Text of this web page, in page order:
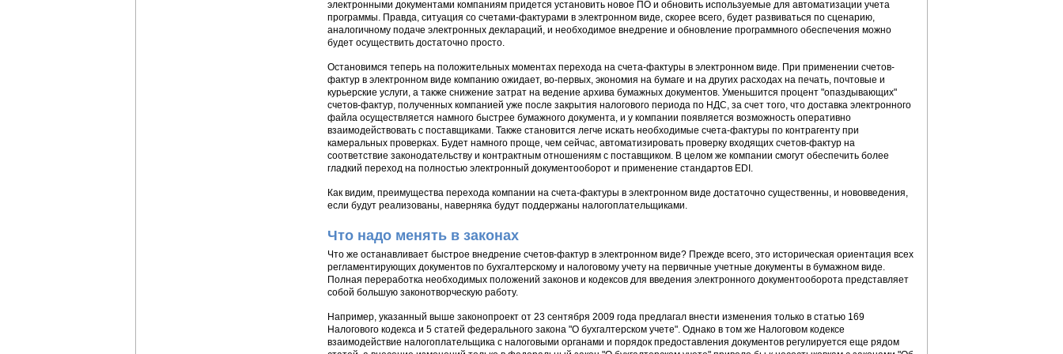
электронными документами компаниям придется установить новое ПО и обновить используемые для автоматизации учета
программы. Правда, ситуация со счетами-фактурами в электронном виде, скорее всего, будет развиваться по сценарию,
аналогичному подаче электронных деклараций, и необходимое внедрение и обновление программного обеспечения можно
будет осуществить достаточно просто.
Остановимся теперь на положительных моментах перехода на счета-фактуры в электронном виде. При применении счетов-
фактур в электронном виде компанию ожидает, во-первых, экономия на бумаге и на других расходах на печать, почтовые и
курьерские услуги, а также снижение затрат на ведение архива бумажных документов. Уменьшится процент "опаздывающих"
счетов-фактур, полученных компанией уже после закрытия налогового периода по НДС, за счет того, что доставка электронного
файла осуществляется намного быстрее бумажного документа, и у компании появляется возможность оперативно
взаимодействовать с поставщиками. Также становится легче искать необходимые счета-фактуры по контрагенту при
камеральных проверках. Будет намного проще, чем сейчас, автоматизировать проверку входящих счетов-фактур на
соответствие законодательству и контрактным отношениям с поставщиком. В целом же компании смогут обеспечить более
гладкий переход на полностью электронный документооборот и применение стандартов EDI.
Как видим, преимущества перехода компании на счета-фактуры в электронном виде достаточно существенны, и нововведения,
если будут реализованы, наверняка будут поддержаны налогоплательщиками.
Что надо менять в законах
Что же останавливает быстрое внедрение счетов-фактур в электронном виде? Прежде всего, это историческая ориентация всех
регламентирующих документов по бухгалтерскому и налоговому учету на первичные учетные документы в бумажном виде.
Полная переработка необходимых положений законов и кодексов для введения электронного документооборота представляет
собой большую законотворческую работу.
Например, указанный выше законопроект от 23 сентября 2009 года предлагал внести изменения только в статью 169
Налогового кодекса и 5 статей федерального закона "О бухгалтерском учете". Однако в том же Налоговом кодексе
взаимодействие налогоплательщика с налоговыми органами и порядок предоставления документов регулируется еще рядом